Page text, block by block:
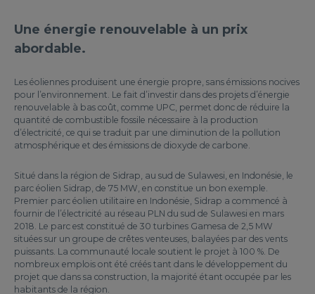
Une énergie renouvelable à un prix
abordable.
Les éoliennes produisent une énergie propre, sans émissions nocives
pour l’environnement. Le fait d’investir dans des projets d’énergie
renouvelable à bas coût, comme UPC, permet donc de réduire la
quantité de combustible fossile nécessaire à la production
d’électricité, ce qui se traduit par une diminution de la pollution
atmosphérique et des émissions de dioxyde de carbone.
Situé dans la région de Sidrap, au sud de Sulawesi, en Indonésie, le
parc éolien Sidrap, de 75 MW, en constitue un bon exemple.
Premier parc éolien utilitaire en Indonésie, Sidrap a commencé à
fournir de l’électricité au réseau PLN du sud de Sulawesi en mars
2018. Le parc est constitué de 30 turbines Gamesa de 2,5 MW
situées sur un groupe de crêtes venteuses, balayées par des vents
puissants. La communauté locale soutient le projet à 100 %. De
nombreux emplois ont été créés tant dans le développement du
projet que dans sa construction, la majorité étant occupée par les
habitants de la région.